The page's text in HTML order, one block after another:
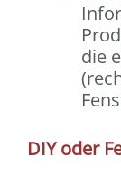
die
DIY oder